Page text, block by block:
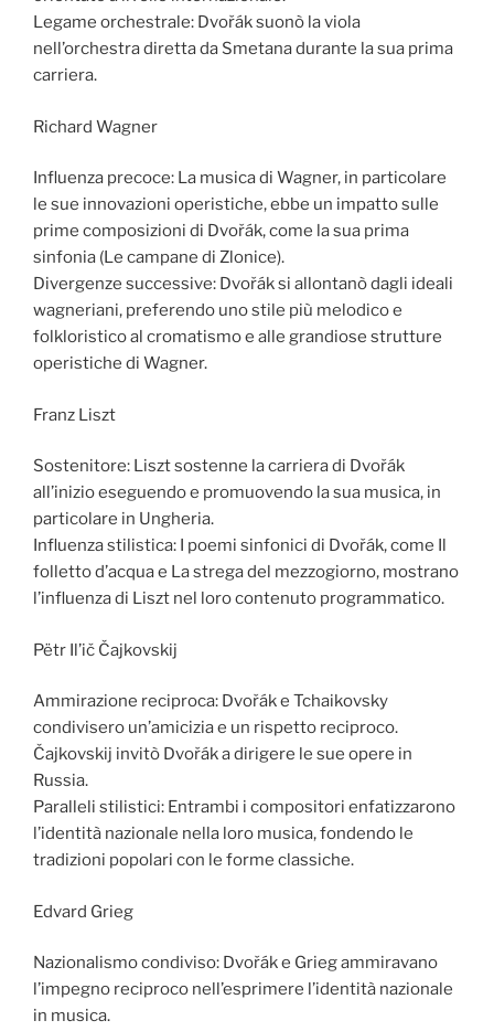
Legame orchestrale: Dvořák suonò la viola
nell’orchestra diretta da Smetana durante la sua prima
carriera.
Richard Wagner
Influenza precoce: La musica di Wagner, in particolare
le sue innovazioni operistiche, ebbe un impatto sulle
prime composizioni di Dvořák, come la sua prima
sinfonia (Le campane di Zlonice).
Divergenze successive: Dvořák si allontanò dagli ideali
wagneriani, preferendo uno stile più melodico e
folkloristico al cromatismo e alle grandiose strutture
operistiche di Wagner.
Franz Liszt
Sostenitore: Liszt sostenne la carriera di Dvořák
all’inizio eseguendo e promuovendo la sua musica, in
particolare in Ungheria.
Influenza stilistica: I poemi sinfonici di Dvořák, come Il
folletto d’acqua e La strega del mezzogiorno, mostrano
l’influenza di Liszt nel loro contenuto programmatico.
Pëtr Il’ič Čajkovskij
Ammirazione reciproca: Dvořák e Tchaikovsky
condivisero un’amicizia e un rispetto reciproco.
Čajkovskij invitò Dvořák a dirigere le sue opere in
Russia.
Paralleli stilistici: Entrambi i compositori enfatizzarono
l’identità nazionale nella loro musica, fondendo le
tradizioni popolari con le forme classiche.
Edvard Grieg
Nazionalismo condiviso: Dvořák e Grieg ammiravano
l’impegno reciproco nell’esprimere l’identità nazionale
in musica.